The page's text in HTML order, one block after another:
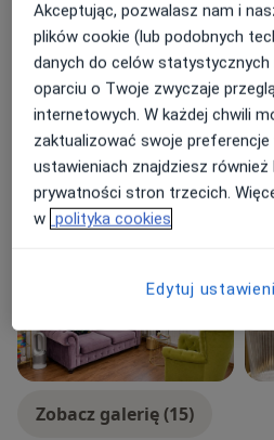
Pacjenci których przyjmuję
Dorośli (Tylko pod
Rodzaje konsultacji
StacjonarneZobacz
Konsultacje onlineZobacz
Zdjęcia i filmy
Zobacz galerię (15)
Akceptując, pozwalasz nam i
plików cookie (lub podobnych
danych do celów
oparciu o Twoje zwyczaje
internetowych. W każdej chwili
zaktualizować swoje preferencje
ustawieniach znajdziesz również
prywatności stron trzecich.
w polityka cookies
Edytuj